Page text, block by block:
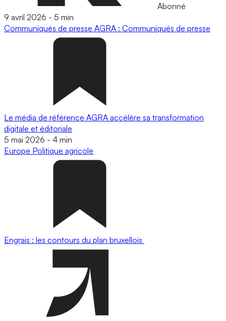
Abonné
9 avril 2026 - 5 min
Communiqués de presse AGRA : Communiqués de presse
Le média de référence AGRA accélère sa transformation
digitale et éditoriale
5 mai 2026 - 4 min
Europe Politique agricole
Engrais : les contours du plan bruxellois